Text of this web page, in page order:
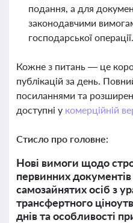
подання, а для
законодавчими
господарської операції.
Кожне з питань — це
публікацій за день.
посиланнями та
доступні у комерційній
Стисло про головне:
Нові вимоги щодо
первинних
самозайнятих осіб з
трансфертного
днів та особливості